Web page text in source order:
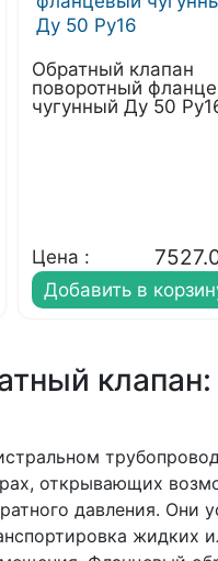
Обратный клапан
поворотный
чугунный Ду 50
Цена :
Добавить в
клапан:
открывающих
давления.